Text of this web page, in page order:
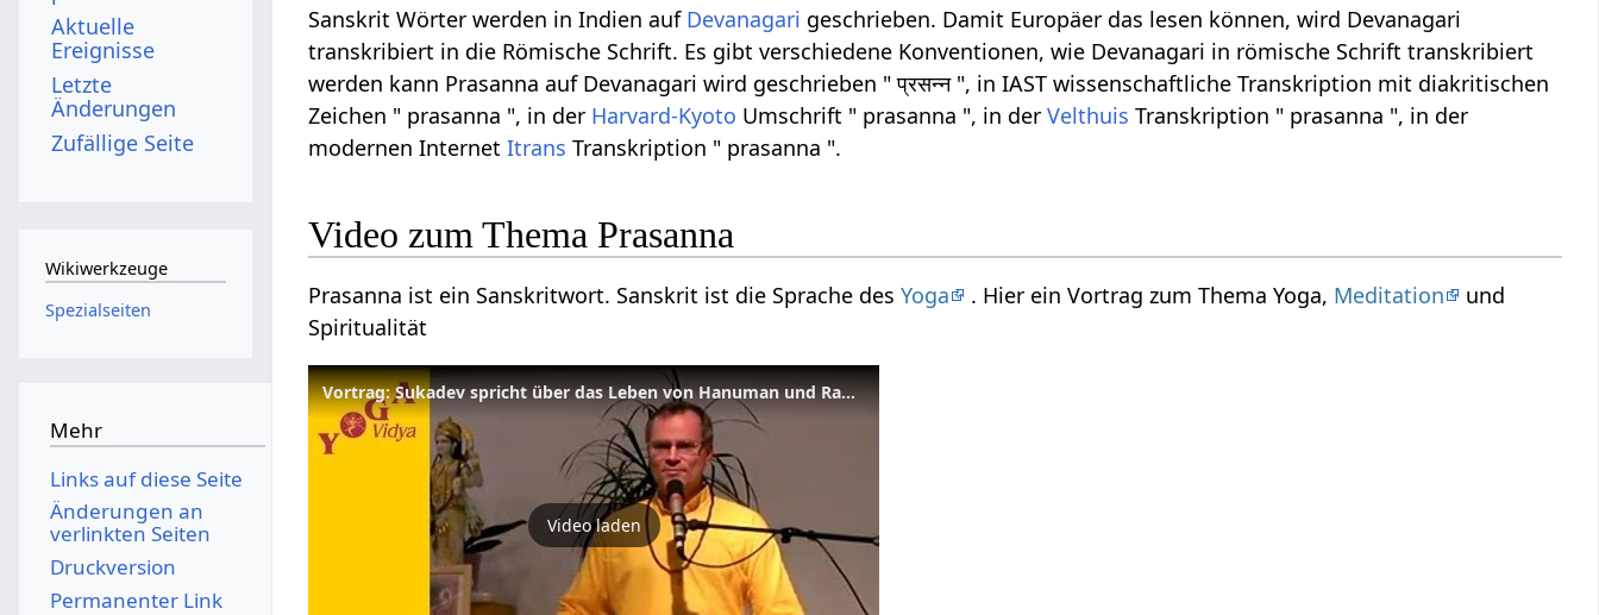
Sanskrit Wörter werden in Indien auf Devanagari geschrieben. Damit Europäer das lesen können, wird Devanagari
transkribiert in die Römische Schrift. Es gibt verschiedene Konventionen, wie Devanagari in römische Schrift transkribiert
werden kann Prasanna auf Devanagari wird geschrieben " प्रसन्न ", in IAST wissenschaftliche Transkription mit diakritischen
Zeichen " prasanna ", in der Harvard-Kyoto Umschrift " prasanna ", in derVelthuis Transkription " prasanna ", in der
modernen InternetItrans Transkription " prasanna ".
Video zum Thema Prasanna
Prasanna ist ein Sanskritwort. Sanskrit ist die Sprache desYoga . Hier ein Vortrag zum Thema Yoga, Meditation
und
Spiritualität
Vortrag: Sukadev spricht über das Leben von Hanuman und Rama
Video laden
Aktuelle
Ereignisse
Letzte
Änderungen
Zufällige Seite
Wikiwerkzeuge
Spezialseiten
Mehr
Links auf diese Seite
Änderungen an
verlinkten Seiten
Druckversion
Permanenter Link